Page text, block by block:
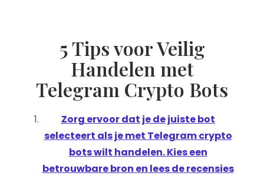
5 Tips voor Veilig
Handelen met
Telegram Crypto Bots
Zorg ervoor dat je de juiste bot
selecteert als je met Telegram crypto
bots wilt handelen. Kies een
betrouwbare bron en lees de recensies